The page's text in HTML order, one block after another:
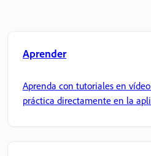
Aprender
Aprenda con tutoriales en
práctica directamente en la